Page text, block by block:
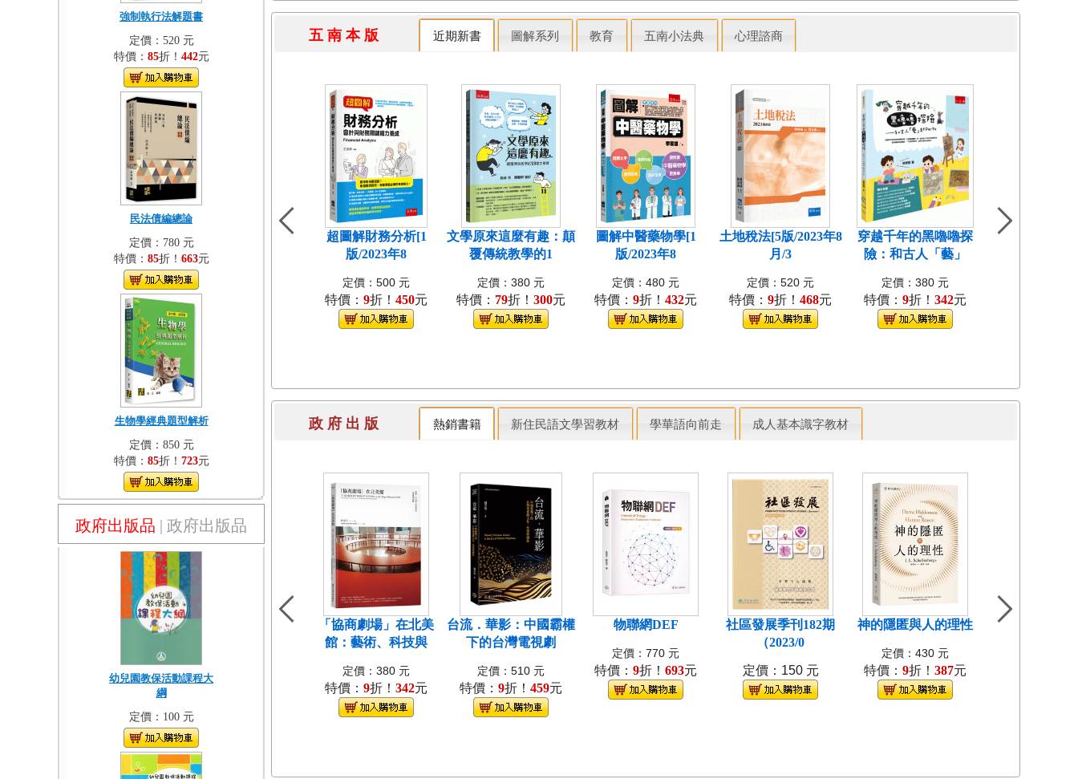
強制執行法解題書
定價：520 元
特價： 85折！ 442元
民法債編總論
定價：780 元
特價： 85折！ 663元
生物學經典題型解析
定價：850 元
特價： 85折！ 723元
政府出版品 | 政府出版品
幼兒園教保活動課程大
綱
定價：100 元
五 南 本 版 近期新書 圖解系列 教育 五南小法典 心理諮商
超圖解財務分析[1
版/2023年8
定價：500 元
特價： 9折！ 450元
文學原來這麼有趣：顛
覆傳統教學的1
定價：380 元
特價： 79折！ 300元
圖解中醫藥物學[1
版/2023年8
定價：480 元
特價： 9折！ 432元
土地稅法[5版/2023年8
月/3
定價：520 元
特價： 9折！ 468元
穿越千年的黑嚕嚕探
險：和古人「藝」
定價：380 元
特價： 9折！ 342元
政 府 出 版 熱銷書籍 新住民語文學習教材 學華語向前走 成人基本識字教材
「協商劇場」在北美
館：藝術、科技與
定價：380 元
特價： 9折！ 342元
台流．華影：中國霸權
下的台灣電視劇
定價：510 元
特價： 9折！ 459元
物聯網DEF
定價：770 元
特價： 9折！ 693元
社區發展季刊182期
（2023/0
定價：150 元
神的隱匿與人的理性
定價：430 元
特價： 9折！ 387元
島嶼食紀[3本不